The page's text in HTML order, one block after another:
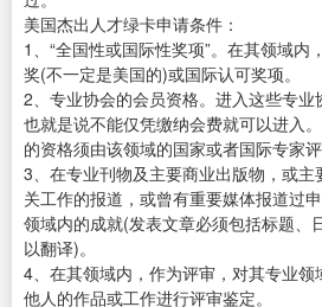
美国杰出人才绿卡申请条件：
1、“全国性或国际性奖项”。在其领域内
奖(不一定是美国的)或国际认可奖项。
2、专业协会的会员资格。进入这些专业
也就是说不能仅凭缴纳会费就可以进入
的资格须由该领域的国家或者国际专家评
3、在专业刊物及主要商业出版物，或
关工作的报道，或曾有重要媒体报道过
领域内的成就(发表文章必须包括标题、
以翻译)。
4、在其领域内，作为评审，对其专业
他人的作品或工作进行评审鉴定。